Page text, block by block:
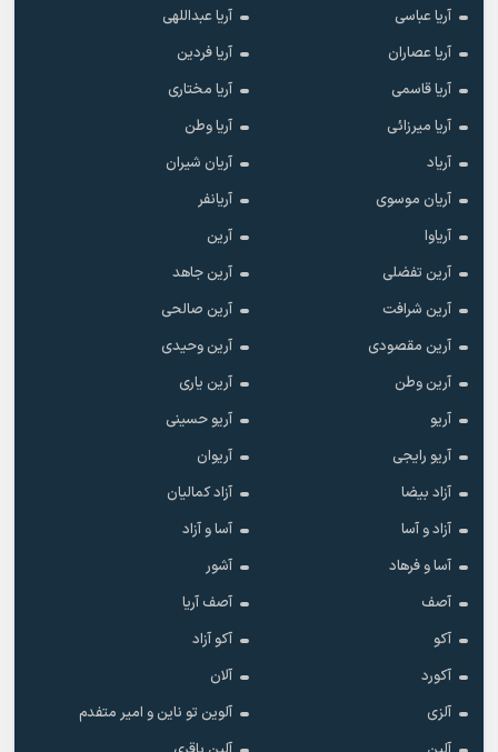
آریا عباسی
آریا عبداللهی
آریا عصاران
آریا فردین
آریا قاسمی
آریا مختاری
آریا میرزائی
آریا وطن
آریاد
آریان شیران
آریان موسوی
آریانفر
آریاوا
آرین
آرین تفضلی
آرین جاهد
آرین شرافت
آرین صالحی
آرین مقصودی
آرین وحیدی
آرین وطن
آرین یاری
آریو
آریو حسینی
آریو رایجی
آریوان
آزاد بیضا
آزاد کمالیان
آزاد و آسا
آسا و آزاد
آسا و فرهاد
آشور
آصف
آصف آریا
آکو
آکو آزاد
آکورد
آلان
آلزی
آلوین تو ناین و امیر متفدم